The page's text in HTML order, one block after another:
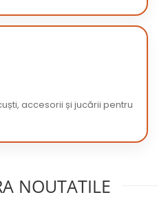
accesorii și jucării pentru
NOUTATILE